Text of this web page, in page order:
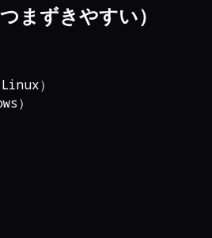
まずきやすい）
）
）